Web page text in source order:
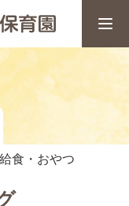
食・おやつ